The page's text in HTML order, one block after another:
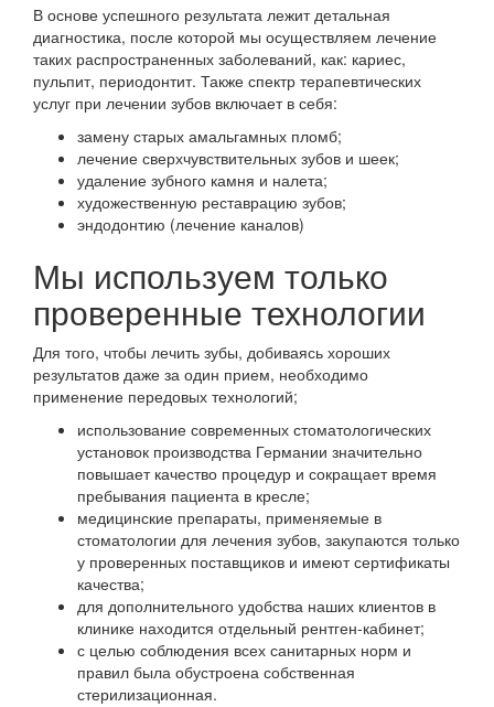
В основе успешного результата лежит детальная
диагностика, после которой мы осуществляем лечение
таких распространенных заболеваний, как: кариес,
пульпит, периодонтит. Также спектр терапевтических
услуг при лечении зубов включает в себя:
замену старых амальгамных пломб;
лечение сверхчувствительных зубов и шеек;
удаление зубного камня и налета;
художественную реставрацию зубов;
эндодонтию (лечение каналов)
Мы используем только
проверенные технологии
Для того, чтобы лечить зубы, добиваясь хороших
результатов даже за один прием, необходимо
применение передовых технологий;
использование современных стоматологических
установок производства Германии значительно
повышает качество процедур и сокращает время
пребывания пациента в кресле;
медицинские препараты, применяемые в
стоматологии для лечения зубов, закупаются только
у проверенных поставщиков и имеют сертификаты
качества;
для дополнительного удобства наших клиентов в
клинике находится отдельный рентген-кабинет;
с целью соблюдения всех санитарных норм и
правил была обустроена собственная
стерилизационная.